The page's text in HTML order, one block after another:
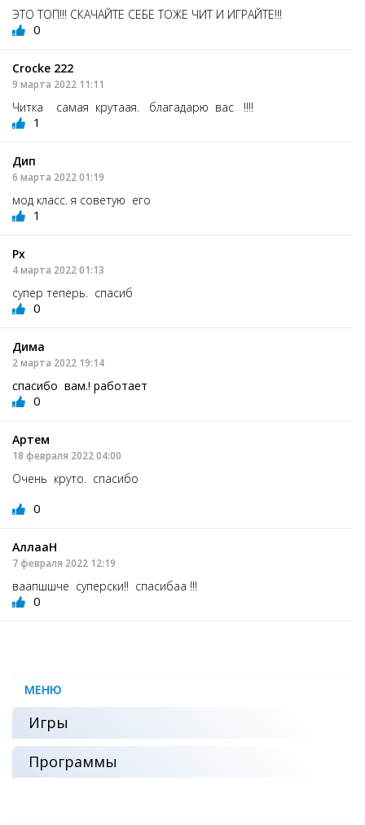
ЭТО ТОП!!! СКАЧАЙТЕ СЕБЕ ТОЖЕ ЧИТ И ИГРАЙТЕ!!!
0
Crocke 222
9 марта 2022 11:11
Читка самая крутаая. благадарю вас !!!!
1
Дип
6 марта 2022 01:19
мод класс. я советую его
1
Px
4 марта 2022 01:13
супер теперь. спасиб
0
Дима
2 марта 2022 19:14
спасибо вам.! работает
0
Артем
18 февраля 2022 04:00
Очень круто. спасибо
0
АллааН
7 февраля 2022 12:19
ваапшшче суперски!! спасибаа !!!
0
МЕНЮ
Игры
Программы